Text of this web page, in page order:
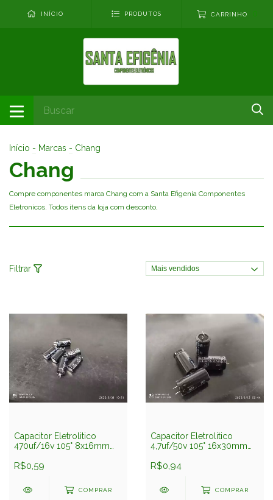
INÍCIO PRODUTOS CARRINHO
Início - Marcas - Chang
Chang
Compre componentes marca Chang com a Santa Efigenia Componentes
Eletronicos. Todos itens da loja com desconto,
Filtrar
Capacitor Eletrolitico
470uf/16v 105° 8x16mm
R$0,59
COMPRAR
Capacitor Eletrolitico
4,7uf/50v 105° 16x30mm
R$0,94
COMPRAR